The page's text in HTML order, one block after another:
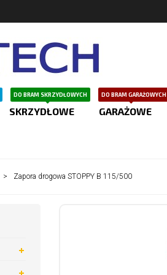
SKRZYDŁOWE
DO BRAM SKRZYDŁOWYCH
GARAŻOWE
DO BRAM GARAŻOWYCH
> Zapora drogowa STOPPY B 115/500